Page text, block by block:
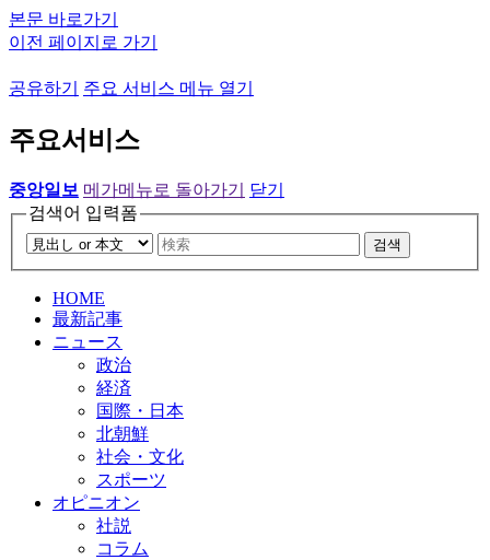
본문 바로가기
이전 페이지로 가기
공유하기 주요 서비스 메뉴 열기
주요서비스
중앙일보 메가메뉴로 돌아가기
닫기
검색어 입력폼
검색
HOME
最新記事
ニュース
政治
経済
国際・日本
北朝鮮
社会・文化
スポーツ
オピニオン
社説
コラム